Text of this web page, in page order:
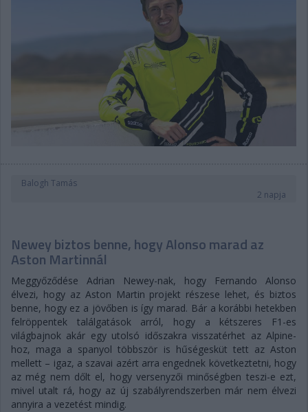
Balogh Tamás
2 napja
Newey biztos benne, hogy Alonso marad az
Aston Martinnál
Meggyőződése Adrian Newey-nak, hogy Fernando Alonso
élvezi, hogy az Aston Martin projekt részese lehet, és biztos
benne, hogy ez a jövőben is így marad. Bár a korábbi hetekben
felröppentek találgatások arról, hogy a kétszeres F1-es
világbajnok akár egy utolsó időszakra visszatérhet az Alpine-
hoz, maga a spanyol többször is hűségesküt tett az Aston
mellett – igaz, a szavai azért arra engednek következtetni, hogy
az még nem dőlt el, hogy versenyzői minőségben teszi-e ezt,
mivel utalt rá, hogy az új szabályrendszerben már nem élvezi
annyira a vezetést mindig.